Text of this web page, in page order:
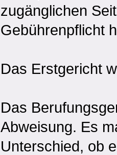
zugänglichen
Gebührenpflicht
Das Erstgericht
Das
Abweisung. Es
Unterschied, ob